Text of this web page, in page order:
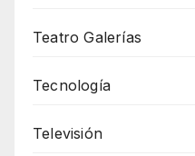
Teatro Galerías
Tecnología
Televisión